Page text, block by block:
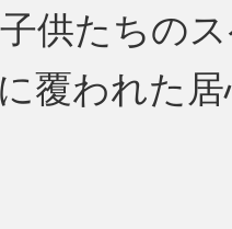
供たちの
覆われた